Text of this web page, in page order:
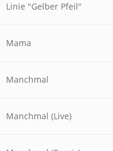
Linie "Gelber Pfeil"
Mama
Manchmal
Manchmal (Live)